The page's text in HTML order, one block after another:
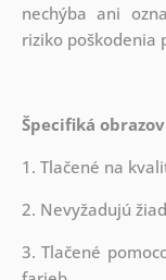
nechýba ani
riziko poškodenia
Špecifiká
1. Tlačené na
2. Nevyžadujú
3. Tlačené